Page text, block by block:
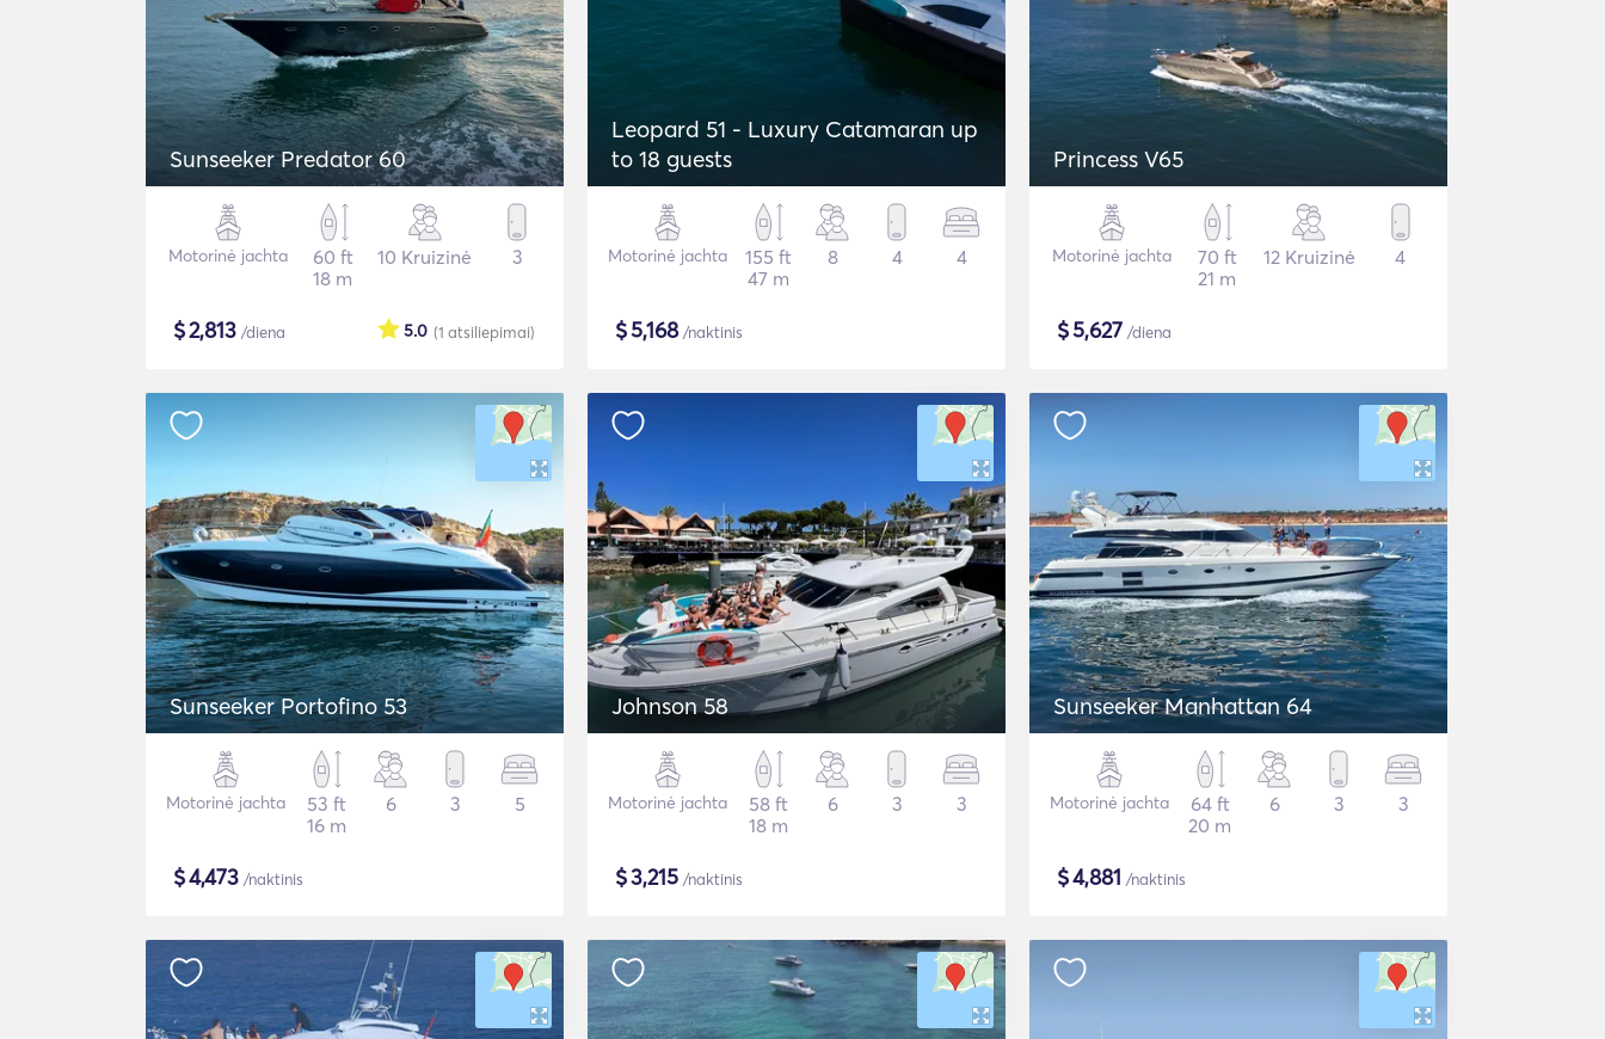
Sunseeker Predator 60
Motorinė jachta
60 ft
18 m
10 Kruizinė 3
$2,813 /diena (1 atsiliepimai)
5.0
Leopard 51 - Luxury Catamaran up
to 18 guests
Motorinė jachta
155 ft
47 m
8 4 4
$5,168/naktinis
Princess V65
Motorinė jachta
70 ft
21 m
12 Kruizinė 4
$5,627 /diena
Sunseeker Portofino 53
Motorinė jachta
53 ft
16 m
6 3 5
$4,473 /naktinis
Johnson 58
Motorinė jachta
58 ft
18 m
6 3 3
$3,215 /naktinis
Sunseeker Manhattan 64
Motorinė jachta
64 ft
20 m
6 3 3
$4,881 /naktinis